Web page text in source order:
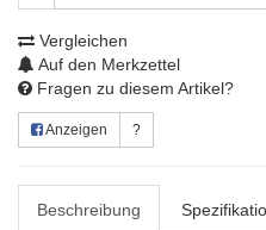
Vergleichen
Auf den Merkzettel
Fragen zu diesem Artikel?
Anzeigen ?
Beschreibung